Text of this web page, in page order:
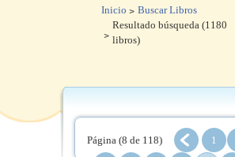
Libros
Contacto
Inicio
Buscar Libros
Resultado búsqueda (1180
libros)
Página (8 de 118) 1